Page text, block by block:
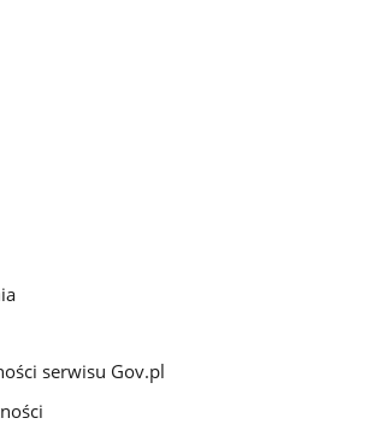
serwisu Gov.pl